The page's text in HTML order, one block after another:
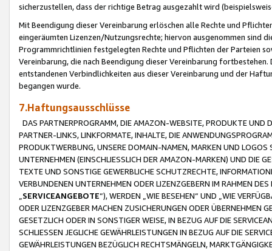
sicherzustellen, dass der richtige Betrag ausgezahlt wird
Mit Beendigung dieser Vereinbarung erlöschen alle Rechte und
eingeräumten Lizenzen/Nutzungsrechte; hiervon ausgenommen sind
Programmrichtlinien festgelegten Rechte und Pflichten der Parteien
Vereinbarung, die nach Beendigung dieser Vereinbarung
entstandenen Verbindlichkeiten aus dieser Vereinbarung und der
begangen wurde.
7.Haftungsausschlüsse
DAS PARTNERPROGRAMM, DIE AMAZON-WEBSITE, PRODUKTE UND
PARTNER-LINKS, LINKFORMATE, INHALTE, DIE
PRODUKTWERBUNG, UNSERE DOMAIN-NAMEN, MARKEN UND
UNTERNEHMEN (EINSCHLIESSLICH DER AMAZON-MARKEN) UND DIE
TEXTE UND SONSTIGE GEWERBLICHE SCHUTZRECHTE,
VERBUNDENEN UNTERNEHMEN ODER LIZENZGEBERN IM RAHMEN
SERVICEANGEBOTE“), WERDEN „WIE BESEHEN“ UND „WIE
ODER LIZENZGEBER MACHEN ZUSICHERUNGEN ODER ÜBERNEHMEN
GESETZLICH ODER IN SONSTIGER WEISE, IN BEZUG AUF DIE
SCHLIESSEN JEGLICHE GEWÄHRLEISTUNGEN IN BEZUG AUF DIE
GEWÄHRLEISTUNGEN BEZÜGLICH RECHTSMÄNGELN,